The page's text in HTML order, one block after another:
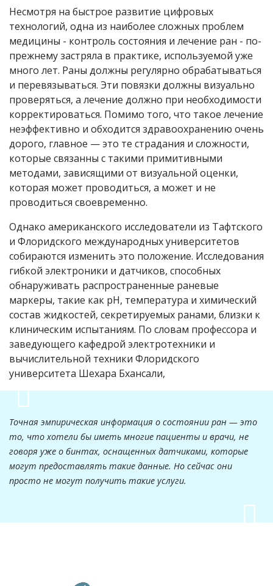
Несмотря на быстрое развитие цифровых
технологий, одна из наиболее сложных проблем
медицины - контроль состояния и лечение ран - по-
прежнему застряла в практике, используемой уже
много лет. Раны должны регулярно обрабатываться
и перевязываться. Эти повязки должны визуально
проверяться, а лечение должно при необходимости
корректироваться. Помимо того, что такое лечение
неэффективно и обходится здравоохранению очень
дорого, главное — это те страдания и сложности,
которые связанны с такими примитивными
методами, зависящими от визуальной оценки,
которая может проводиться, а может и не
проводиться своевременно.
Однако американского исследователи из Тафтского
и Флоридского международных университетов
собираются изменить это положение. Исследования
гибкой электроники и датчиков, способных
обнаруживать распространенные раневые
маркеры, такие как рН, температура и химический
состав жидкостей, секретируемых ранами, близки к
клиническим испытаниям. По словам профессора и
заведующего кафедрой электротехники и
вычислительной техники Флоридского
университета Шехара Бхансали,
Точная эмпирическая информация о состоянии ран — это
то, что хотели бы иметь многие пациенты и врачи, не
говоря уже о бинтах, оснащенных датчиками, которые
могут предоставлять такие данные. Но сейчас они
просто не могут получить такие услуги.